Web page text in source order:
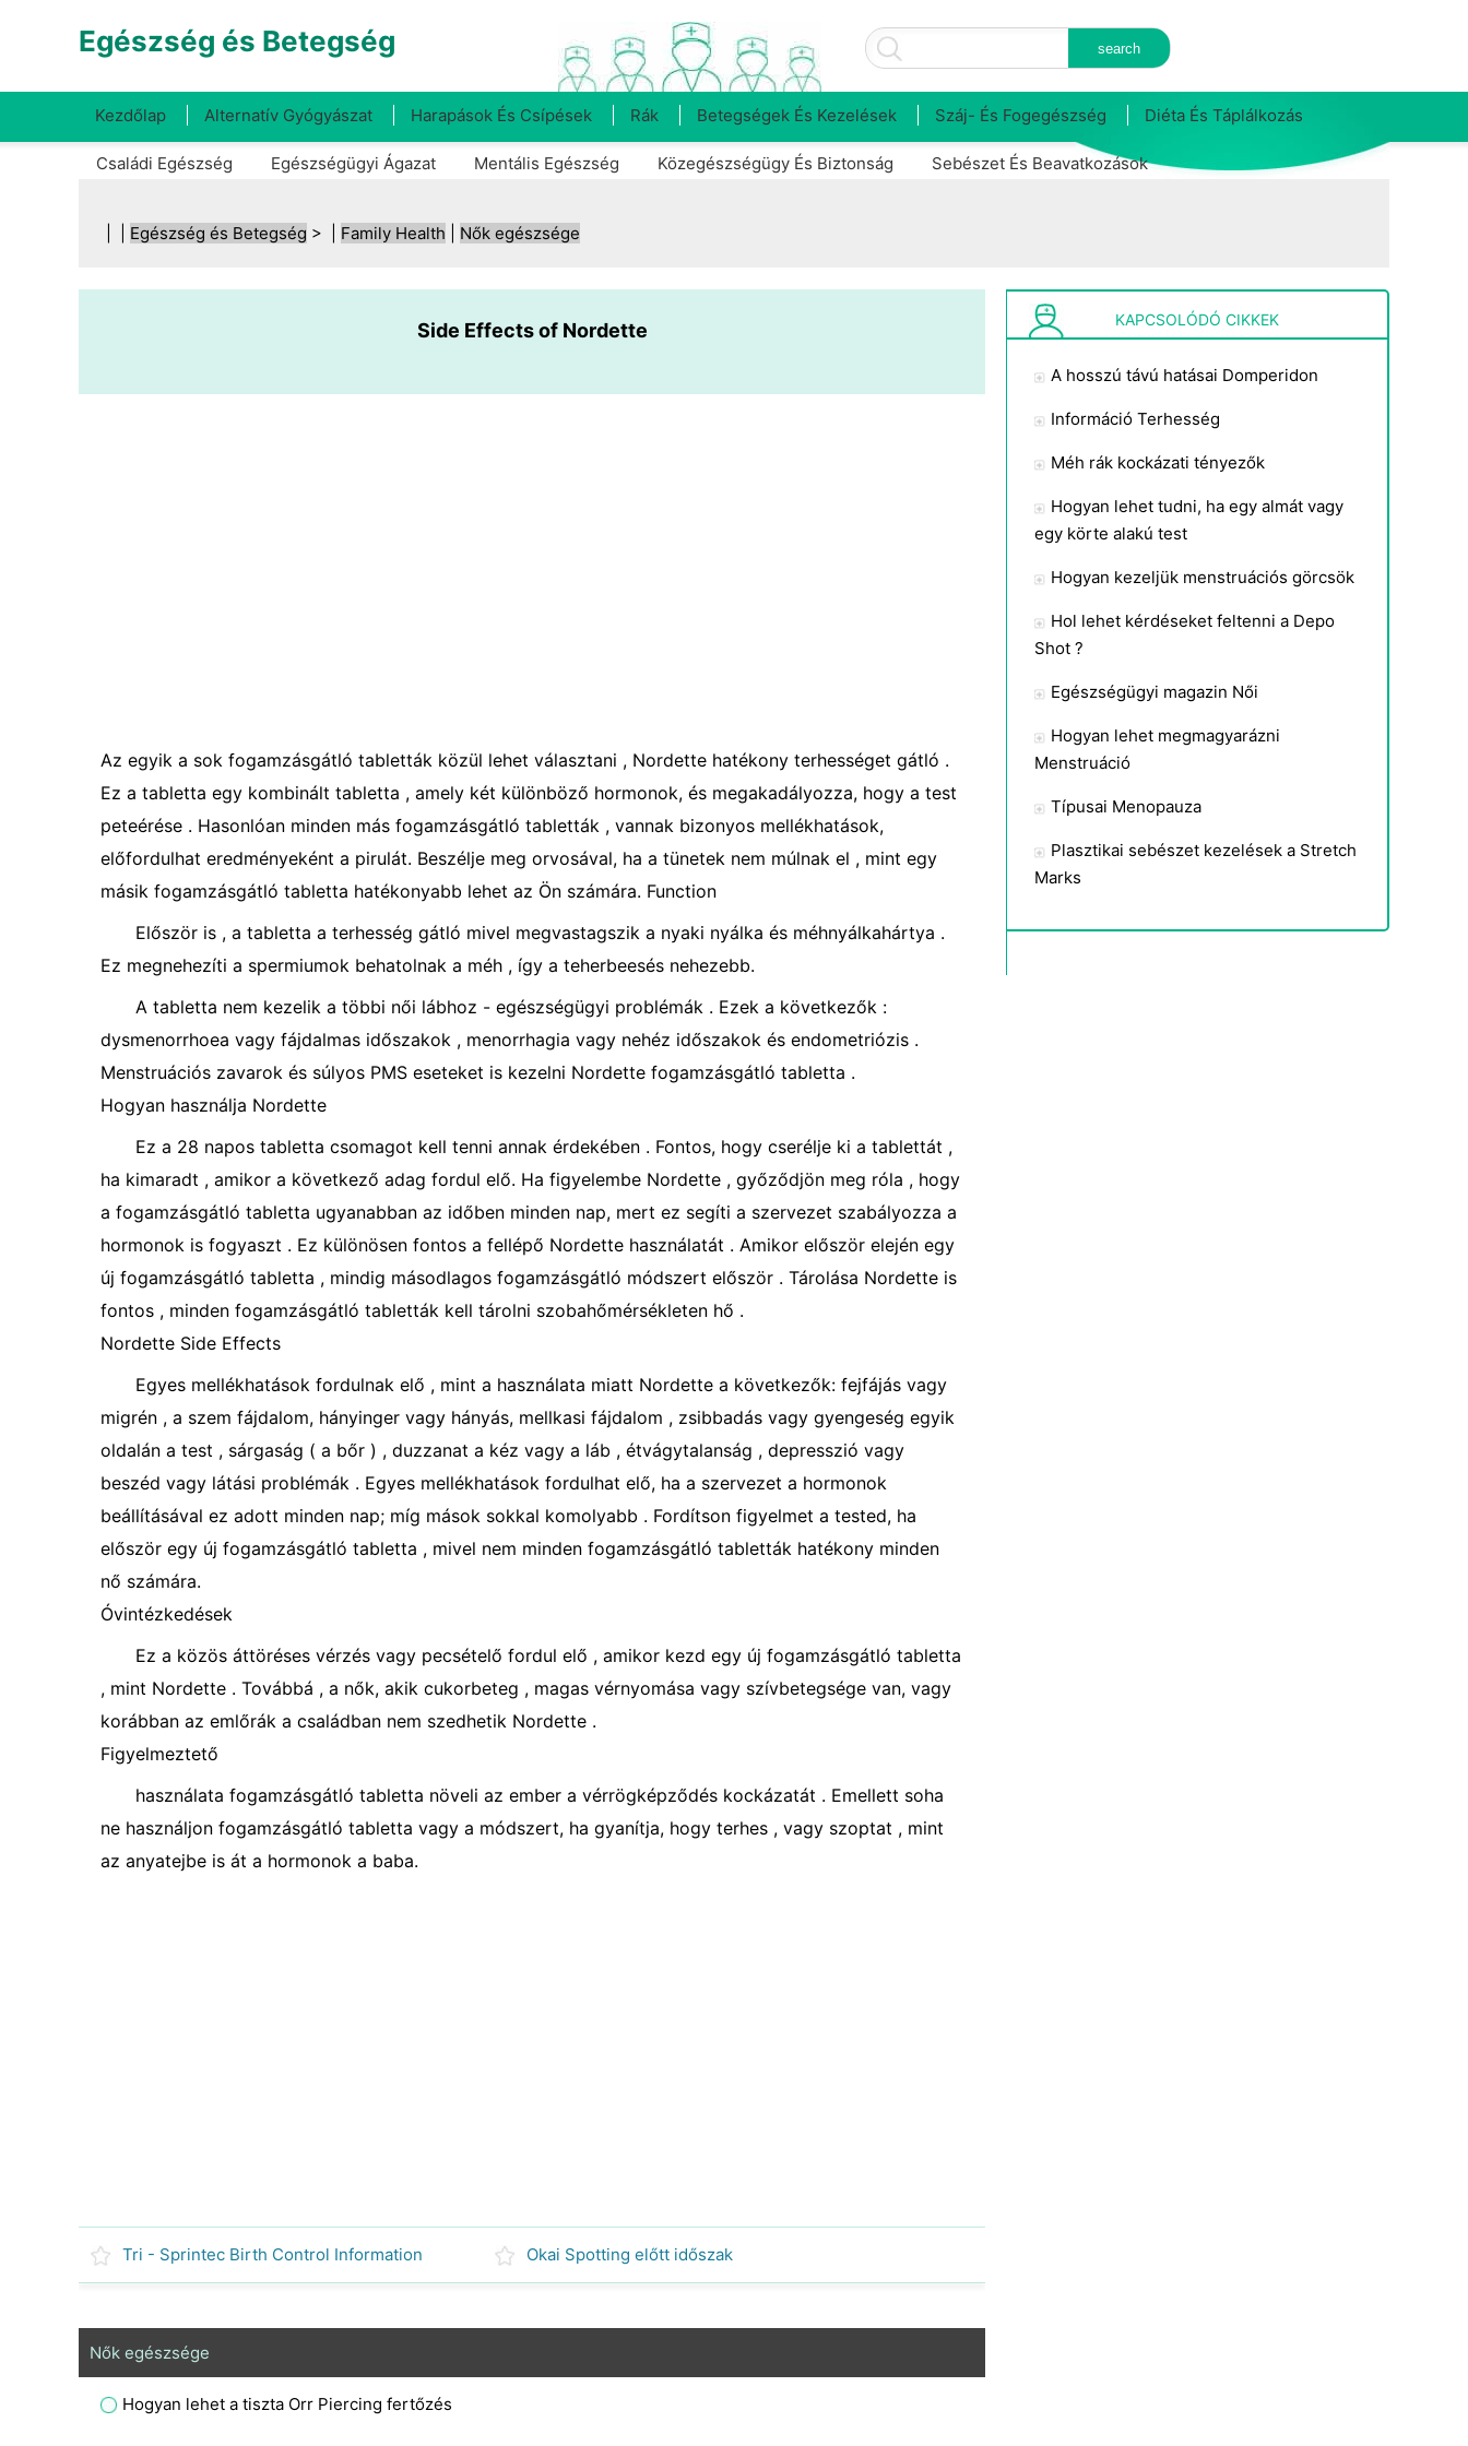
Egészség és Betegség
Kezdőlap Alternatív Gyógyászat Harapások És Csípések Rák Betegségek És Kezelések Száj- És Fogegészség Diéta És Táplálkozás
Családi Egészség Egészségügyi Ágazat Mentális Egészség Közegészségügy És Biztonság Sebészet És Beavatkozások
Egészség és Betegség > | Family Health Nők egészsége
Side Effects of Nordette
Az egyik a sok fogamzásgátló tabletták közül lehet választani , Nordette hatékony terhességet gátló .
Ez a tabletta egy kombinált tabletta , amely két különböző hormonok, és megakadályozza, hogy a test
peteérése . Hasonlóan minden más fogamzásgátló tabletták , vannak bizonyos mellékhatások,
előfordulhat eredményeként a pirulát. Beszélje meg orvosával, ha a tünetek nem múlnak el , mint egy
másik fogamzásgátló tabletta hatékonyabb lehet az Ön számára. Function
Először is , a tabletta a terhesség gátló mivel megvastagszik a nyaki nyálka és méhnyálkahártya .
Ez megnehezíti a spermiumok behatolnak a méh , így a teherbeesés nehezebb.
A tabletta nem kezelik a többi női lábhoz - egészségügyi problémák . Ezek a következők :
dysmenorrhoea vagy fájdalmas időszakok , menorrhagia vagy nehéz időszakok és endometriózis .
Menstruációs zavarok és súlyos PMS eseteket is kezelni Nordette fogamzásgátló tabletta .
Hogyan használja Nordette
Ez a 28 napos tabletta csomagot kell tenni annak érdekében . Fontos, hogy cserélje ki a tablettát ,
ha kimaradt , amikor a következő adag fordul elő. Ha figyelembe Nordette , győződjön meg róla , hogy
a fogamzásgátló tabletta ugyanabban az időben minden nap, mert ez segíti a szervezet szabályozza a
hormonok is fogyaszt . Ez különösen fontos a fellépő Nordette használatát . Amikor először elején egy
új fogamzásgátló tabletta , mindig másodlagos fogamzásgátló módszert először . Tárolása Nordette is
fontos , minden fogamzásgátló tabletták kell tárolni szobahőmérsékleten hő .
Nordette Side Effects
Egyes mellékhatások fordulnak elő , mint a használata miatt Nordette a következők: fejfájás vagy
migrén , a szem fájdalom, hányinger vagy hányás, mellkasi fájdalom , zsibbadás vagy gyengeség egyik
oldalán a test , sárgaság ( a bőr ) , duzzanat a kéz vagy a láb , étvágytalanság , depresszió vagy
beszéd vagy látási problémák . Egyes mellékhatások fordulhat elő, ha a szervezet a hormonok
beállításával ez adott minden nap; míg mások sokkal komolyabb . Fordítson figyelmet a tested, ha
először egy új fogamzásgátló tabletta , mivel nem minden fogamzásgátló tabletták hatékony minden
nő számára.
Óvintézkedések
Ez a közös áttöréses vérzés vagy pecsételő fordul elő , amikor kezd egy új fogamzásgátló tabletta
, mint Nordette . Továbbá , a nők, akik cukorbeteg , magas vérnyomása vagy szívbetegsége van, vagy
korábban az emlőrák a családban nem szedhetik Nordette .
Figyelmeztető
használata fogamzásgátló tabletta növeli az ember a vérrögképződés kockázatát . Emellett soha
ne használjon fogamzásgátló tabletta vagy a módszert, ha gyanítja, hogy terhes , vagy szoptat , mint
az anyatejbe is át a hormonok a baba.
Tri - Sprintec Birth Control Information Okai Spotting előtt időszak
Nők egészsége
Hogyan lehet a tiszta Orr Piercing fertőzés
KAPCSOLÓDÓ CIKKEK
A hosszú távú hatásai Domperidon
Információ Terhesség
Méh rák kockázati tényezők
Hogyan lehet tudni, ha egy almát vagy
egy körte alakú test
Hogyan kezeljük menstruációs görcsök
Hol lehet kérdéseket feltenni a Depo
Shot ?
Egészségügyi magazin Női
Hogyan lehet megmagyarázni
Menstruáció
Típusai Menopauza
Plasztikai sebészet kezelések a Stretch
Marks